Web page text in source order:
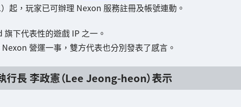
起，玩家已可辦理 Nexon 服務註冊及帳號連動。
旗下代表性的遊戲 IP 之一。
營運一事，雙方代表也分別發表了感言。
長 李政憲（Lee Jeong-heon）表示